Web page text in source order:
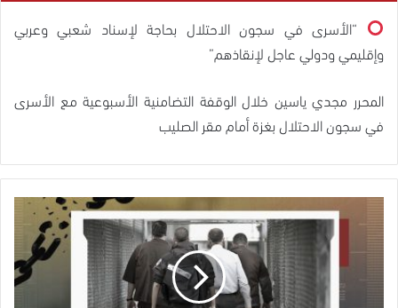
“الأسرى في سجون الاحتلال بحاجة لإسناد شعبي وعربي
وإقليمي ودولي عاجل لإنقاذهم”
المحرر مجدي ياسين خلال الوقفة التضامنية الأسبوعية مع الأسرى
في سجون الاحتلال بغزة أمام مقر الصليب
قائمة
بأسماء
أسيرا